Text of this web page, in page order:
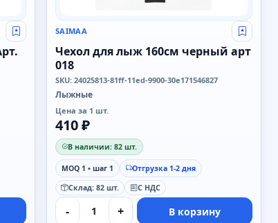
Свой оптовый прайс
SAIMAA Свой
Чехол для лыж 160см черный арт
018
SKU: 24025813-81ff-11ed-9900-30e171546827
Лыжные
Цена за 1 шт.
410 ₽
В наличии: 82 шт.
MOQ 1 • шаг 1
Отгрузка 1-2 дня
Склад: 82 шт.
С НДС
- + В корзину